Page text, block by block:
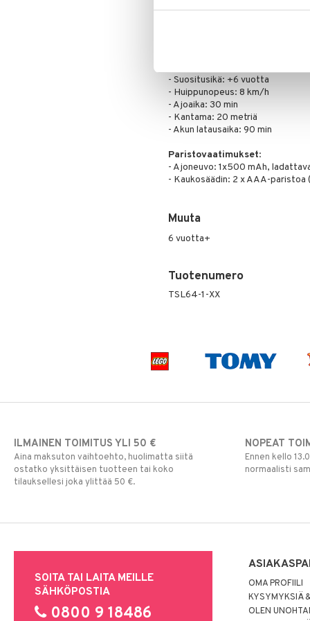
- Suositusikä: +6 vuotta
- Huippunopeus: 8 km/h
- Ajoaika: 30 min
- Kantama: 20 metriä
- Akun latausaika: 90 min
Paristovaatimukset:
- Ajoneuvo: 1x500 mAh,
- Kaukosäädin: 2 x AAA-paristoa
Muuta
6 vuotta+
Tuotenumero
TSL64-1-XX
ILMAINEN TOIMITUS YLI 50 €
Aina maksuton vaihtoehto, huolimatta siitä
ostatko yksittäisen tuotteen tai koko
tilauksellesi joka ylittää 50 €.
NOPEAT
Ennen kello
normaalisti
SOITA TAI LAITA MEILLE
SÄHKÖPOSTIA
0800 9 18486
OMA PROFIILI
KYSYMYKSIÄ
OLEN